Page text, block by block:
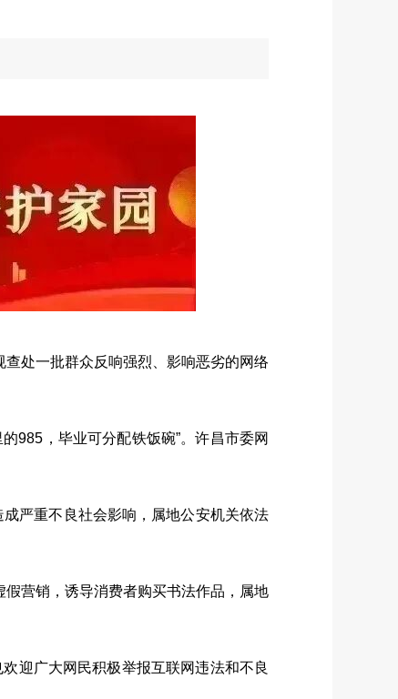
处一批群众反响强烈、影响恶劣的网络
985，毕业可分配铁饭碗”。许昌市委网
严重不良社会影响，属地公安机关依法
营销，诱导消费者购买书法作品，属地
迎广大网民积极举报互联网违法和不良